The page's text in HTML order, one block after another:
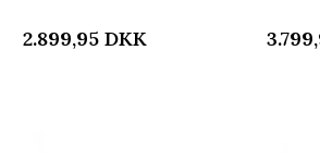
cm - Nordstrand Home
2.899,95 DKK